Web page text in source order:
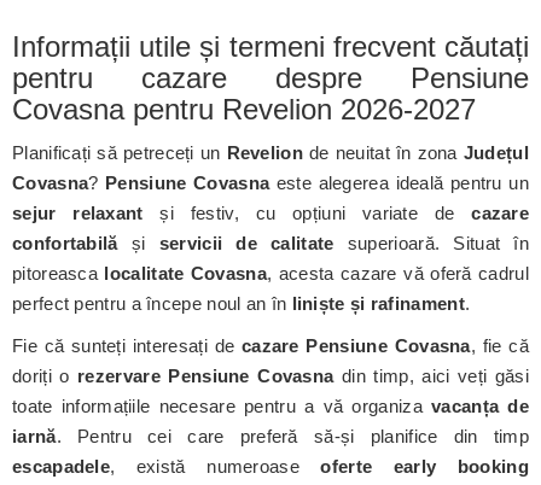
Informații utile și termeni frecvent căutați
pentru cazare despre Pensiune
Covasna pentru Revelion 2026-2027
Planificați să petreceți un Revelionde neuitat în zona Județul
Covasna? Pensiune Covasnaeste alegerea ideală pentru un
sejur relaxant și festiv, cu opțiuni variate decazare
confortabilăși servicii de calitate superioară. Situat în
pitoreasca localitate Covasna, acesta cazare vă oferă cadrul
perfect pentru a începe noul an în liniște și rafinament.
Fie că sunteți interesați de cazare Pensiune Covasna, fie că
doriți o rezervare Pensiune Covasnadin timp, aici veți găsi
toate informațiile necesare pentru a vă organizavacanța de
iarnă. Pentru cei care preferă să-și planifice din timp
escapadele, există numeroaseoferte early booking